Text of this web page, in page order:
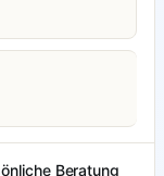
Beratung